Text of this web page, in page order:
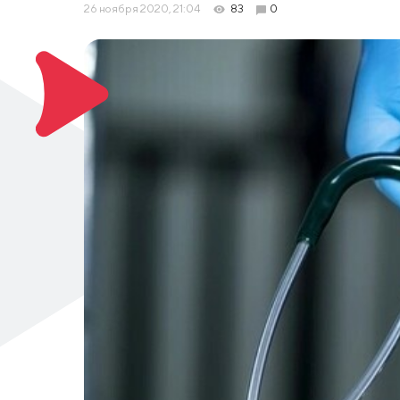
26 ноября 2020, 21:04 83 0